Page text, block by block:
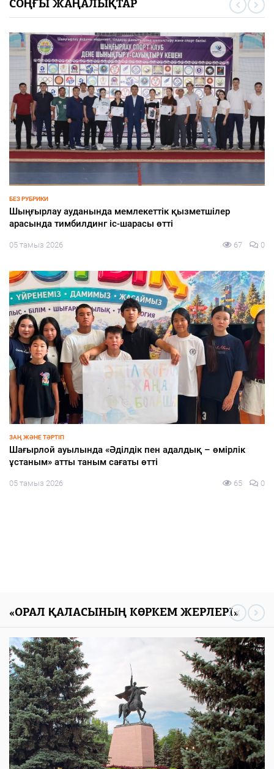
СОҢҒЫ ЖАҢАЛЫҚТАР
ҚҰРЫЛТАЙ-2026
«Сайлау-2026: жаңа саяси конфигурациядағы өңірлер»
тақырыбында «КИСИ GPS: Gylym. Pikir. Sayasat» ұлттық
БІЛІМ
«Мектепке жол» акциясы аясында әлеуметтік қолдау
«ОРАЛ ҚАЛАСЫНЫҢ КӨРКЕМ ЖЕРЛЕРІ»